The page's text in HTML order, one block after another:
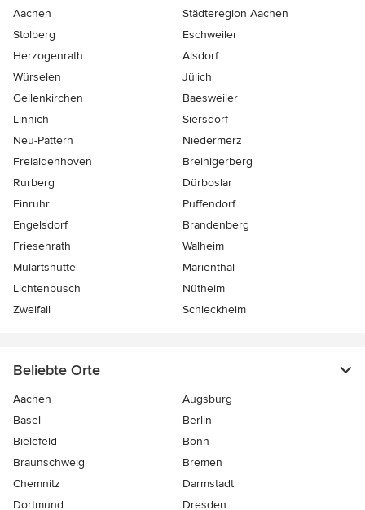
Aachen
Städteregion Aachen
Stolberg
Eschweiler
Herzogenrath
Alsdorf
Würselen
Jülich
Geilenkirchen
Baesweiler
Linnich
Siersdorf
Neu-Pattern
Niedermerz
Freialdenhoven
Breinigerberg
Rurberg
Dürboslar
Einruhr
Puffendorf
Engelsdorf
Brandenberg
Friesenrath
Walheim
Mulartshütte
Marienthal
Lichtenbusch
Nütheim
Zweifall
Schleckheim
Beliebte Orte
Aachen
Augsburg
Basel
Berlin
Bielefeld
Bonn
Braunschweig
Bremen
Chemnitz
Darmstadt
Dortmund
Dresden